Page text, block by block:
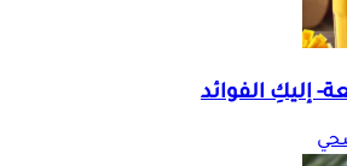
إليكِ الفوائد